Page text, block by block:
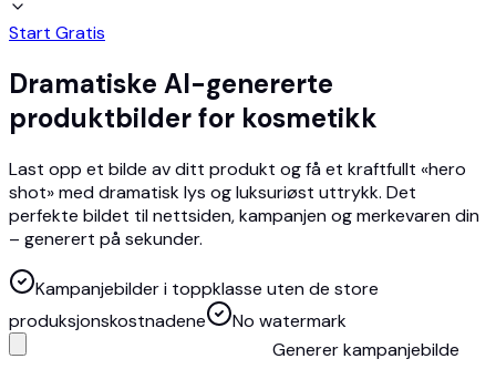
Start Gratis
Dramatiske AI-genererte
produktbilder for kosmetikk
Last opp et bilde av ditt produkt og få et kraftfullt «hero
shot» med dramatisk lys og luksuriøst uttrykk. Det
perfekte bildet til nettsiden, kampanjen og merkevaren din
– generert på sekunder.
Kampanjebilder i toppklasse uten de store
produksjonskostnadene
No watermark
Generer kampanjebilde